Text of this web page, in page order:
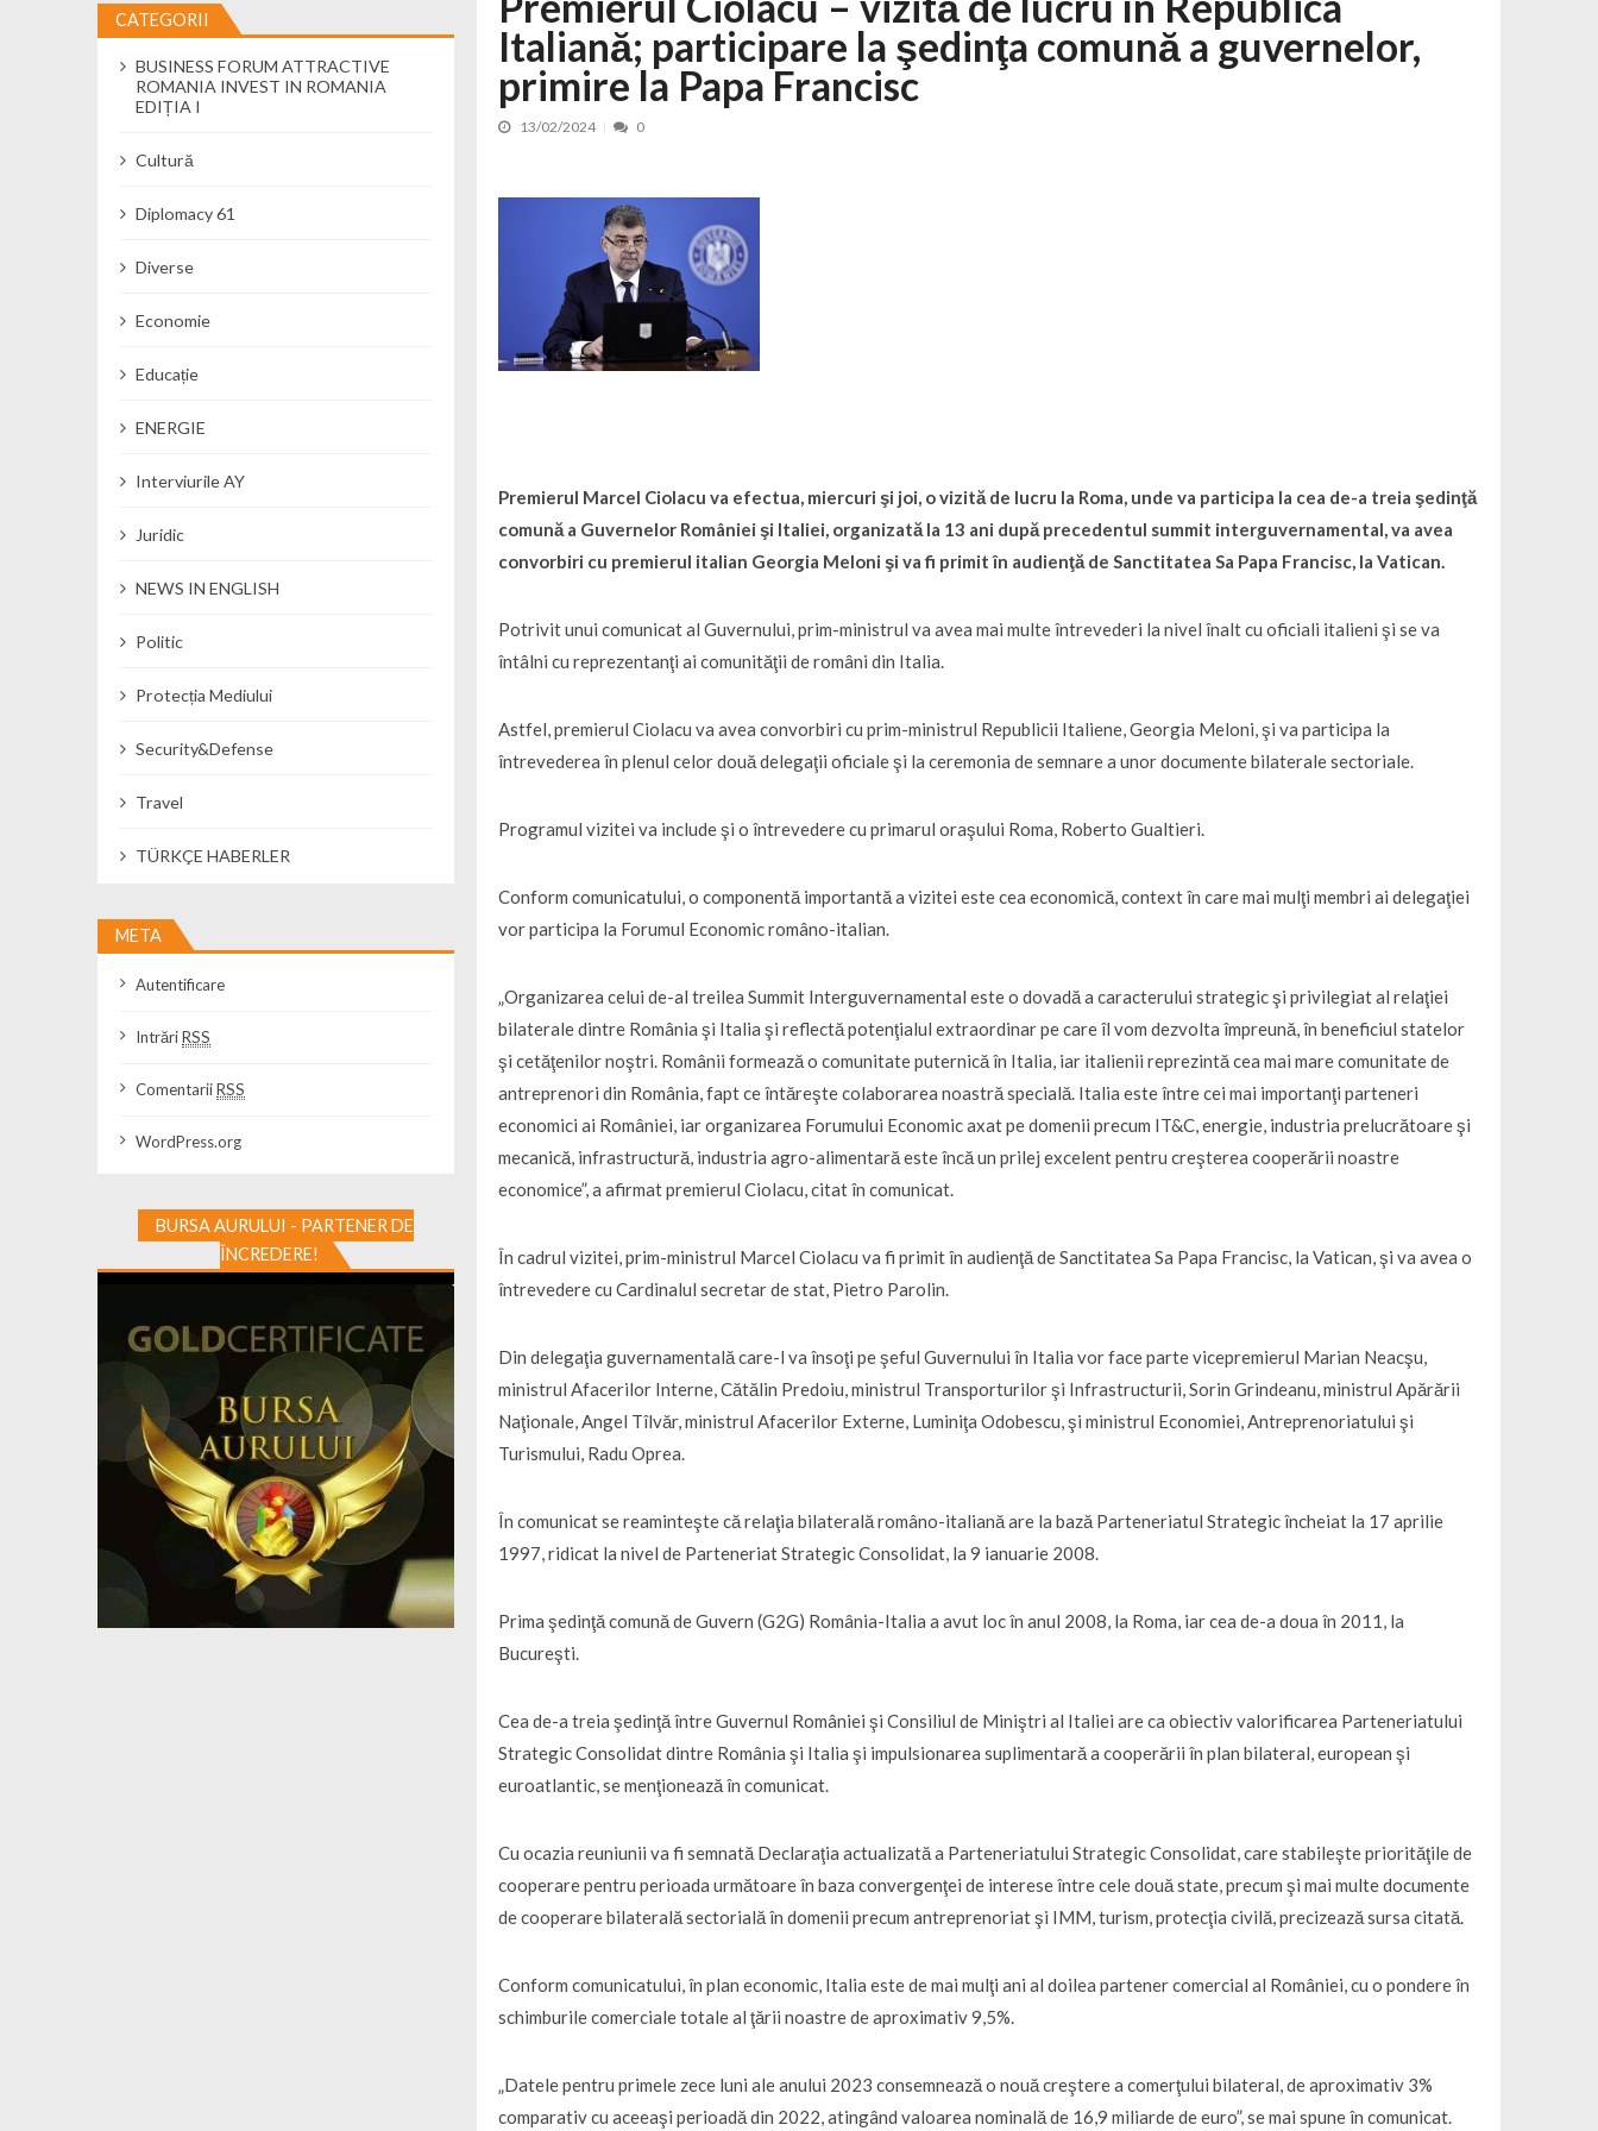
Cseke Attila: Am creat, până în prezent, peste 5.000 de noi locuri în creșe... 15/07/2026
Încă o creșă modernă pentru Alba: 40 de locuri noi la Zlatna prin Programul... 15/07/2026
Ministerul Mediului derulează dezbaterea publică pentru proiectul de lege care... 15/07/2026
Dobânzi de pânã la 7,50% la ediția FIDELIS din luna august
MMAP pune în consultare publică proiectul Catalogului național al zonelor pri...
Italiană; participare la şedinţa comună a guvernelor,
primire la Papa Francisc
13/02/2024 0
Premierul Marcel Ciolacu va efectua, miercuri şi joi, o vizită de lucru la Roma, unde va participa la cea de-a treia şedinţă
comună a Guvernelor României şi Italiei, organizată la 13 ani după precedentul summit interguvernamental, va avea
convorbiri cu premierul italian Georgia Meloni şi va fi primit în audienţă de Sanctitatea Sa Papa Francisc, la Vatican.
Potrivit unui comunicat al Guvernului, prim-ministrul va avea mai multe întrevederi la nivel înalt cu oficiali italieni şi se va
întâlni cu reprezentanţi ai comunităţii de români din Italia.
Astfel, premierul Ciolacu va avea convorbiri cu prim-ministrul Republicii Italiene, Georgia Meloni, şi va participa la
întrevederea în plenul celor două delegaţii oficiale şi la ceremonia de semnare a unor documente bilaterale sectoriale.
Programul vizitei va include şi o întrevedere cu primarul oraşului Roma, Roberto Gualtieri.
Conform comunicatului, o componentă importantă a vizitei este cea economică, context în care mai mulţi membri ai delegaţiei
vor participa la Forumul Economic româno-italian.
„Organizarea celui de-al treilea Summit Interguvernamental este o dovadă a caracterului strategic şi privilegiat al relaţiei
bilaterale dintre România şi Italia şi reflectă potenţialul extraordinar pe care îl vom dezvolta împreună, în beneficiul statelor
şi cetăţenilor noştri. Românii formează o comunitate puternică în Italia, iar italienii reprezintă cea mai mare comunitate de
antreprenori din România, fapt ce întăreşte colaborarea noastră specială. Italia este între cei mai importanţi parteneri
economici ai României, iar organizarea Forumului Economic axat pe domenii precum IT&C, energie, industria prelucrătoare şi
mecanică, infrastructură, industria agro-alimentară este încă un prilej excelent pentru creşterea cooperării noastre
economice”, a afirmat premierul Ciolacu, citat în comunicat.
În cadrul vizitei, prim-ministrul Marcel Ciolacu va fi primit în audienţă de Sanctitatea Sa Papa Francisc, la Vatican, şi va avea o
întrevedere cu Cardinalul secretar de stat, Pietro Parolin.
Din delegaţia guvernamentală care-l va însoţi pe şeful Guvernului în Italia vor face parte vicepremierul Marian Neacşu,
ministrul Afacerilor Interne, Cătălin Predoiu, ministrul Transporturilor şi Infrastructurii, Sorin Grindeanu, ministrul Apărării
Naţionale, Angel Tîlvăr, ministrul Afacerilor Externe, Luminiţa Odobescu, şi ministrul Economiei, Antreprenoriatului şi
Turismului, Radu Oprea.
În comunicat se reaminteşte că relaţia bilaterală româno-italiană are la bază Parteneriatul Strategic încheiat la 17 aprilie
1997, ridicat la nivel de Parteneriat Strategic Consolidat, la 9 ianuarie 2008.
Prima şedinţă comună de Guvern (G2G) România-Italia a avut loc în anul 2008, la Roma, iar cea de-a doua în 2011, la
Bucureşti.
Cea de-a treia şedinţă între Guvernul României şi Consiliul de Miniştri al Italiei are ca obiectiv valorificarea Parteneriatului
Strategic Consolidat dintre România şi Italia şi impulsionarea suplimentară a cooperării în plan bilateral, european şi
euroatlantic, se menţionează în comunicat.
Cu ocazia reuniunii va fi semnată Declaraţia actualizată a Parteneriatului Strategic Consolidat, care stabileşte priorităţile de
cooperare pentru perioada următoare în baza convergenţei de interese între cele două state, precum şi mai multe documente
de cooperare bilaterală sectorială în domenii precum antreprenoriat şi IMM, turism, protecţia civilă, precizează sursa citată.
Conform comunicatului, în plan economic, Italia este de mai mulţi ani al doilea partener comercial al României, cu o pondere în
schimburile comerciale totale al ţării noastre de aproximativ 9,5%.
„Datele pentru primele zece luni ale anului 2023 consemnează o nouă creştere a comerţului bilateral, de aproximativ 3%
comparativ cu aceeaşi perioadă din 2022, atingând valoarea nominală de 16,9 miliarde de euro”, se mai spune în comunicat.
CATEGORII
BUSINESS FORUM ATTRACTIVE
ROMANIA INVEST IN ROMANIA
EDIȚIA I
Cultură
Diplomacy 61
Diverse
Economie
Educație
ENERGIE
Interviurile AY
Juridic
NEWS IN ENGLISH
Politic
Protecția Mediului
Security&Defense
Travel
TÜRKÇE HABERLER
META
Autentificare
IntrăriRSS
ComentariiRSS
WordPress.org
BURSA AURULUI - PARTENER DE
ÎNCREDERE!